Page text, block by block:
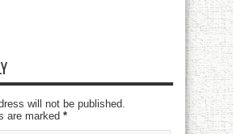
will not be published.
are marked *